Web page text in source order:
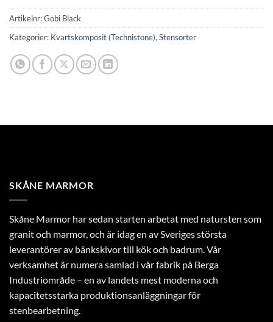
Artikelnr:Gobi Black
Kategorier: Kvartskomposit (Technistone),Stensorter
SKÅNE MARMOR
Skåne Marmor har sedan starten arbetat med natursten som
granit och marmor, och är idag en av Sveriges största
leverantörer av bänkskivor till kök och badrum. Vår
verksamhet är numera samlad i vår fabrik på Berga
Industriområde – en av landets mest moderna och
kapacitetsstarka produktionsanläggningar för
stenbearbetning.